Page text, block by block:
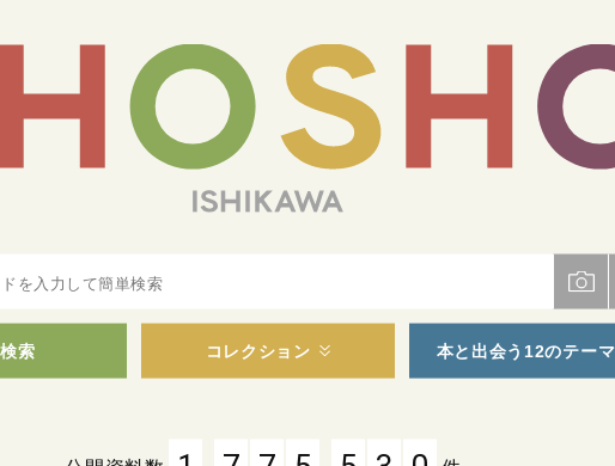
索 コレクション 本と出会う12のテーマ